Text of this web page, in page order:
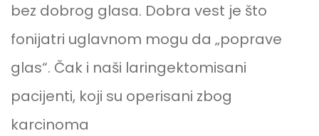
bez dobrog glasa. Dobra vest je što
fonijatri uglavnom mogu da „poprave
glas“. Čak i naši laringektomisani
pacijenti, koji su operisani zbog
karcinoma